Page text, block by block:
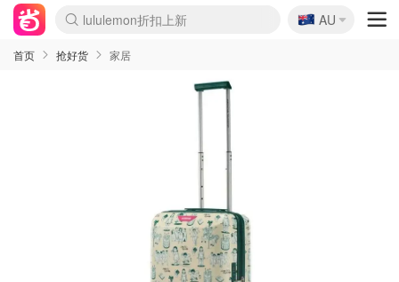
lululemon折扣上新
Sasa美妆护肤3.5折
SSENSE年中2.5折
FreshBeauty好价汇总
Cettire降价+叠9折
WWS Coles超市实拍
viagogo二手票捡漏
Myer超级周末
The Outnet奢牌1折起
David Jones 3折起
Flannels大牌1折
Perfumes Club护肤1折
AMIRO面罩$251
Amazon折扣汇总
eToro入金$200送$50
Amazon数码好物
ICONIC本周7.5折
ThedoubleF高奢地板价
Moose Knuckles 6折
丝芙兰5折起
EUFY摄像头$98
Selenichast首饰2折
Trip机票酒店促销
YSL送5件彩妆礼
Amazon家居好物
Amazon美妆护肤
雅漾大喷$8
过敏原检测盒$33
伊索独家赠50ml沐浴露
科颜氏高保湿面霜$29
SEALIFE海洋馆门票6折
丝塔芙大白罐$16
订阅Newsletter送香薰
Cult Beauty 6.8折
Harrods圣诞日历$525
LN-CC奢牌私促3折
d'Alba空姐喷雾$16
EVE LOM套装£56
Bernardelli独家4折
Adore Beauty 6折起
CT圣诞日历
Mytheresa奢品2.7折
Luxury Escapes 9折
Currentbody美容仪$881
MOON Garden Live
Roborock扫地机$649
Tingo Life水杯$24
Valentino官网5折
CR洗护套装$23
修丽可4件套$159
Myer彩妆2件7折
GANNI官网4.5折
Stylevana韩妆4折
Tessabit高奢8.5折
OGX洗发水$11
Amazon阿德莱德次日达
卡诗8.5折+赠礼
Philips Hue灯具8折
🇦🇺
AU
首页 抢好货 家居